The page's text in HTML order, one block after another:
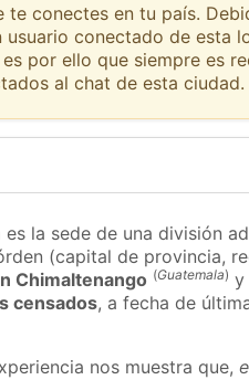
conectes en tu país.
conectado de esta
es por ello que siempre es
al chat de esta ciudad.
es la sede de una división
(capital de provincia,
Chimaltenango (Guatemala)
censados, a fecha de
nos muestra que,